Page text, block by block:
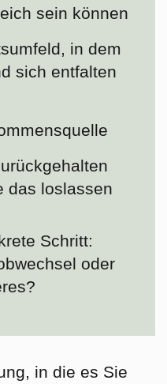
sein können
in dem
sich entfalten
das loslassen
Schritt:
oder
in die es Sie